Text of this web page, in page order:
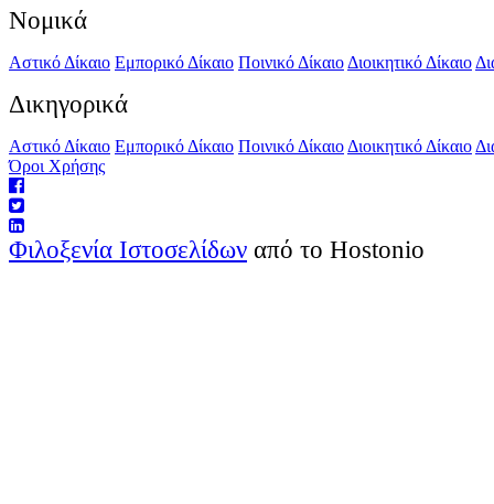
Νομικά
Αστικό Δίκαιο Εμπορικό Δίκαιο Ποινικό Δίκαιο Διοικητικό Δίκαιο
Δικηγορικά
Αστικό Δίκαιο Εμπορικό Δίκαιο Ποινικό Δίκαιο Διοικητικό Δίκαιο
Όροι Χρήσης
Φιλοξενία Ιστοσελίδων από το Hostonio